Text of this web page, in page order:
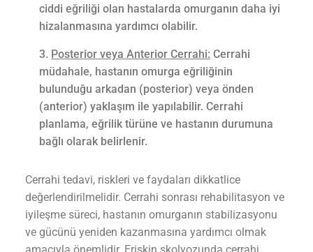
ciddi eğriliği olan hastalarda omurganın daha iyi
hizalanmasına yardımcı olabilir.
Posterior veya Anterior Cerrahi: Cerrahi
müdahale, hastanın omurga eğriliğinin
bulunduğu arkadan (posterior) veya önden
(anterior) yaklaşım ile yapılabilir. Cerrahi
planlama, eğrilik türüne ve hastanın durumuna
bağlı olarak belirlenir.
Cerrahi tedavi, riskleri ve faydaları dikkatlice
değerlendirilmelidir. Cerrahi sonrası rehabilitasyon ve
iyileşme süreci, hastanın omurganın stabilizasyonu
ve gücünü yeniden kazanmasına yardımcı olmak